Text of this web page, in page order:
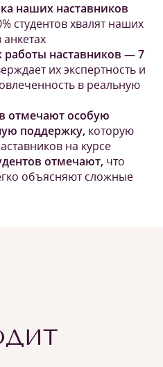
наших наставников
студентов хвалят наших
работы наставников — 7
их экспертность и
в реальную
отмечают особую
поддержку, которую
на курсе
отмечают, что
объясняют сложные